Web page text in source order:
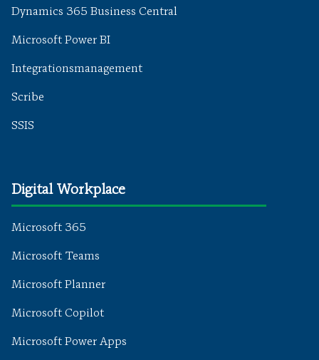
Dynamics 365 Business Central
Microsoft Power BI
Integrationsmanagement
Scribe
SSIS
Digital Workplace
Microsoft 365
Microsoft Teams
Microsoft Planner
Microsoft Copilot
Microsoft Power Apps